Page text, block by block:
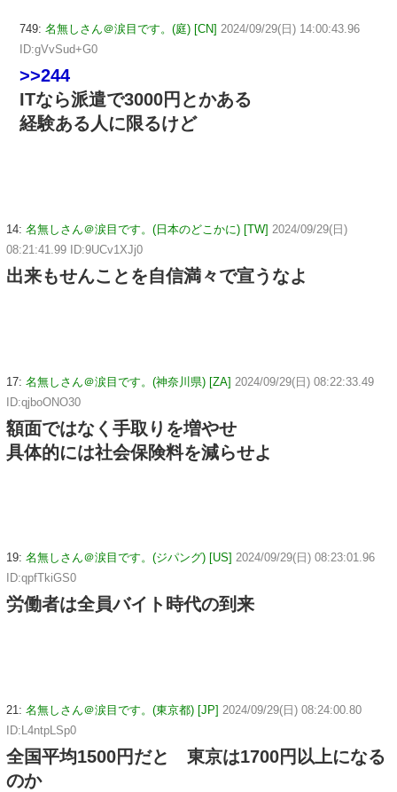
749: 名無しさん＠涙目です。(庭) [CN] 2024/09/29(日) 14:00:43.96
ID:gVvSud+G0
>>244
ITなら派遣で3000円とかある
経験ある人に限るけど
14: 名無しさん＠涙目です。(日本のどこかに) [TW] 2024/09/29(日)
08:21:41.99 ID:9UCv1XJj0
出来もせんことを自信満々で宣うなよ
17: 名無しさん＠涙目です。(神奈川県) [ZA] 2024/09/29(日) 08:22:33.49
ID:qjboONO30
額面ではなく手取りを増やせ
具体的には社会保険料を減らせよ
19: 名無しさん＠涙目です。(ジパング) [US] 2024/09/29(日) 08:23:01.96
ID:qpfTkiGS0
労働者は全員バイト時代の到来
21: 名無しさん＠涙目です。(東京都) [JP] 2024/09/29(日) 08:24:00.80
ID:L4ntpLSp0
全国平均1500円だと 東京は1700円以上になる
のか